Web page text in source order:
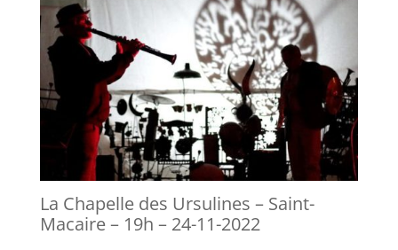
La Chapelle des Ursulines – Saint-
Macaire – 19h – 24-11-2022